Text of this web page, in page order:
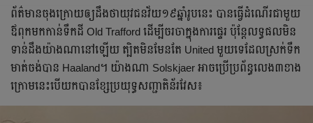
ព័ត៌មាន​ចុង​ក្រោយ​ឲ្យ​ដឹង​ថា​យុវជន​វ័យ​១៩​ឆ្នាំ​រូប​នេះ​ បាន​ធ្វើ​ដំណើរ​ជា​មួយ​
ឪពុក​មក​កាន់​ទឹកដី​ Old Trafford ដើម្បី​ចរចា​ក្នុង​ការ​ផ្ទេរ​ ប៉ុន្តែ​លទ្ធផល​មិន​
ទាន់​ដឹង​យ៉ាង​ណា​នៅ​ឡើយ​ ត្បិត​មិន​មែន​តែ​ United មួយ​ទេ​ដែល​ស្រក់​ទឹក
មាត់​ចង់​បាន​ Haaland។​ យ៉ាងណា​ Solskjaer អាច​ប្រើ​ប្រព័ន្ធ​លេង​៣​ខាង​
ក្រោម​នេះ​បើ​យក​បាន​ខ្សែ​ប្រយុទ្ធ​សញ្ជាតិ​​ន័រវែស​៖